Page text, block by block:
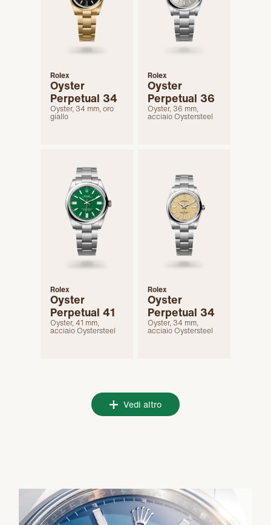
Rolex
Oyster
Perpetual 34
Oyster, 34 mm, oro
giallo
Rolex
Oyster
Perpetual 36
Oyster, 36 mm,
acciaio Oystersteel
Rolex
Oyster
Perpetual 41
Oyster, 41 mm,
acciaio Oystersteel
Rolex
Oyster
Perpetual 34
Oyster, 34 mm,
acciaio Oystersteel
Vedi altro